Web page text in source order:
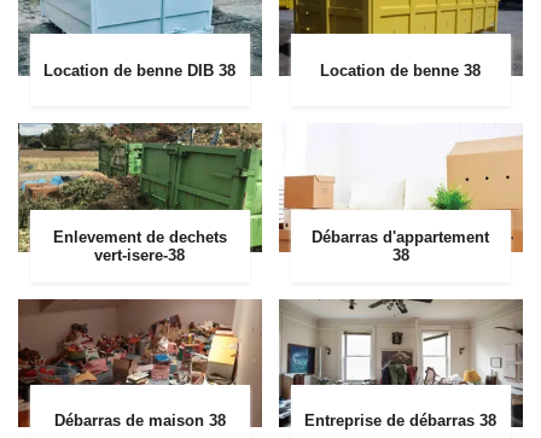
Location de benne DIB 38 Location de benne 38
Enlevement de dechets
vert-isere-38
Débarras d'appartement
38
Débarras de maison 38 Entreprise de débarras 38